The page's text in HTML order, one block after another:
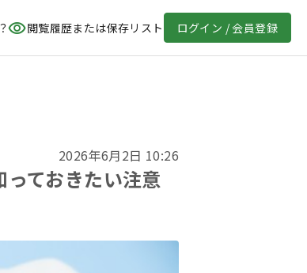
閲覧履歴または保存リスト ログイン / 会員登録
2026年6月2日 10:26
ておきたい注意